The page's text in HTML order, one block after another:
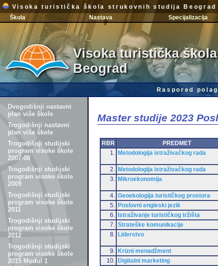
Visoka turistička škola strukovnih studija Beograd
Škola
Nastava Specijalizacija
Visoka turistička
Beograd
Raspored
Dvogodišnji nastavni
plan više škole
Trogodišnji nastavni
plan više škole
Trogodišnji studijski
program visoke škole
2007-08
Trogodišnji studijski
program visoke škole
2009
Trogodišnji studijski
program visoke škole
2011
Trogodišnji studijski
program visoke škole
2012
Trogodišnji studijski
program visoke škole
2015 Modul 1
Master studije 2023
RBR
PREDMET
1.
Metodologija istraživačkog rada
2.
Metodologija istraživačkog rada
3.
Mikroekonomija
4.
Geoekologija turističkog prostora
5.
Poslovni engleski jezik
6.
Istraživanje turističkog tržišta
7.
Strateške komunikacije
8.
Liderstvo
9.
Krizni menadžment
10.
Digitalni marketing